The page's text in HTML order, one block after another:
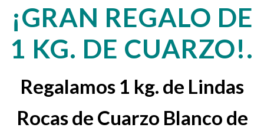
¡GRAN REGALO DE
1 KG. DE CUARZO!.
Regalamos 1 kg. de Lindas
Rocas de Cuarzo Blanco de